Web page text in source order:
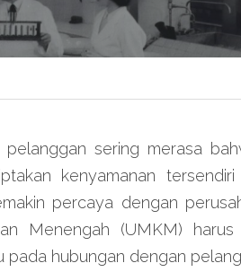
sering merasa
kenyamanan
percaya dengan
Menengah (UMKM) harus
pada hubungan dengan